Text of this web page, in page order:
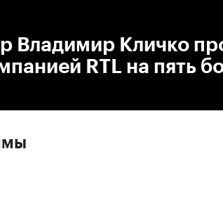
Владимир Кличко
RTL на пять